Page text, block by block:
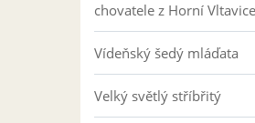
chovatele z Horní Vltavice
Vídeňský šedý mláďata
Velký světlý stříbřitý